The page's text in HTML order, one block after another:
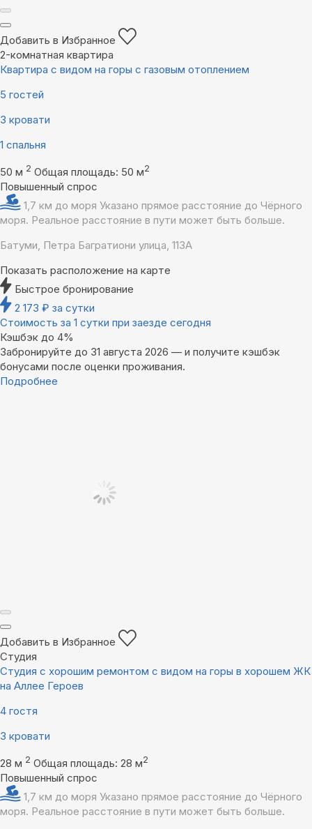
Добавить в Избранное
2-комнатная квартира
Квартира с видом на горы с газовым отоплением
5 гостей
3 кровати
1 спальня
50 м 2 Общая площадь: 50 м2
Повышенный спрос
1,7 км до моря Указано прямое расстояние до Чёрного
моря. Реальное расстояние в пути может быть больше.
Батуми, Петра Багратиони улица, 113А
Показать расположение на карте
Быстрое бронирование
2 173 ₽ за сутки
Стоимость за 1 сутки при заезде сегодня
Кэшбэк до 4%
Забронируйте до 31 августа 2026 — и получите кэшбэк
бонусами после оценки проживания.
Подробнее
Добавить в Избранное
Студия
Студия с хорошим ремонтом с видом на горы в хорошем ЖК
на Аллее Героев
4 гостя
3 кровати
28 м 2 Общая площадь: 28 м2
Повышенный спрос
1,7 км до моря Указано прямое расстояние до Чёрного
моря. Реальное расстояние в пути может быть больше.